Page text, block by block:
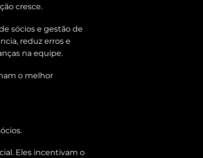
cresce.
sócios e gestão de
reduz erros e
na equipe.
o melhor
Eles incentivam o